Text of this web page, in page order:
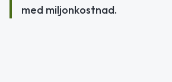
med miljonkostnad.